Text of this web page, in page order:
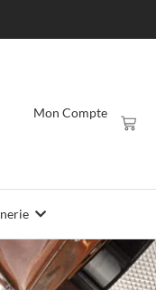
Mon Compte